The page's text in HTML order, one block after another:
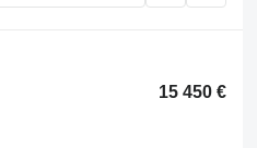
15 450 €